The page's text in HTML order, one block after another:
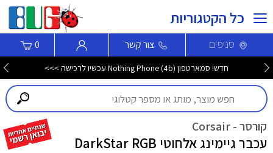
כל הקטגוריות
סניפים צור קשר 0
חדש! סמארטפון Nothing Phone (4b) עכשיו לרכישה >>>
קורסר - Corsair
עכבר גיימינג אלחוטי DarkStar RGB